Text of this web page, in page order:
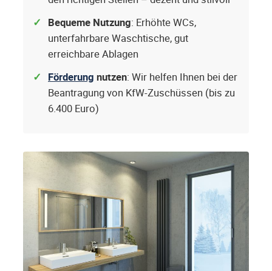
Bequeme Nutzung: Erhöhte WCs,
unterfahrbare Waschtische, gut
erreichbare Ablagen
Förderung nutzen: Wir helfen Ihnen bei der
Beantragung von KfW-Zuschüssen (bis zu
6.400 Euro)